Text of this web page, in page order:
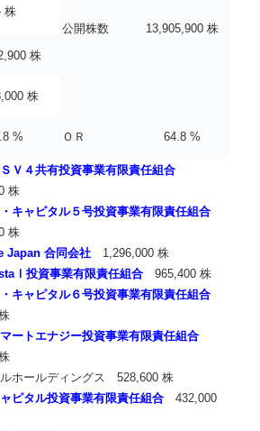
公開株数 13,905,900 株
株
株
株
% ＯＲ 64.8 %
Ｖ４共有投資事業有限責任組合
株
キャピタル５号投資事業有限責任組合
株
Japan 合同会社 1,296,000 株
投資事業有限責任組合 965,400 株
キャピタル６号投資事業有限責任組合
ートエナジー投資事業有限責任組合
ホールディングス 528,600 株
ピタル投資事業有限責任組合 432,000